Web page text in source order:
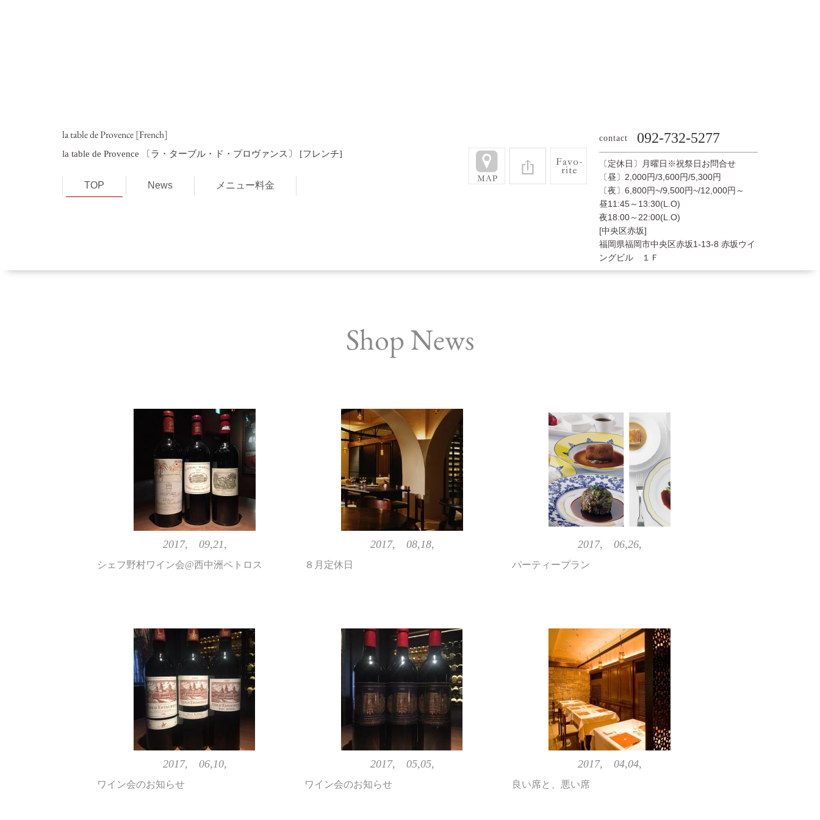
la table de Provence [French]
la table de Provence 〔ラ・ターブル・ド・プロヴァンス〕 [フレンチ]
TOP News メニュー料金
contact 092-732-5277
〔定休日〕月曜日※祝祭日お問合せ
〔昼〕2,000円/3,600円/5,300円
〔夜〕6,800円~/9,500円~/12,000円～
昼11:45～13:30(L.O)
夜18:00～22:00(L.O)
[中央区赤坂]
福岡県福岡市中央区赤坂1-13-8 赤坂ウイ
ングビル １Ｆ
Shop News
2017, 09,21,
シェフ野村ワイン会@西中洲ペトロス
2017, 08,18,
８月定休日
2017, 06,26,
パーティープラン
2017, 06,10,
ワイン会のお知らせ
2017, 05,05,
ワイン会のお知らせ
2017, 04,04,
良い席と、悪い席